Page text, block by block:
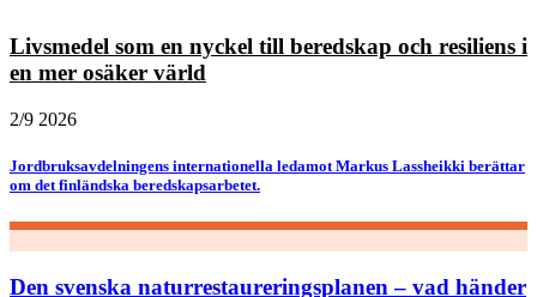
Livsmedel som en nyckel till beredskap och resiliens i
en mer osäker värld
2/9 2026
Jordbruksavdelningens internationella ledamot Markus Lassheikki berättar
om det finländska beredskapsarbetet.
Den svenska naturrestaureringsplanen – vad händer